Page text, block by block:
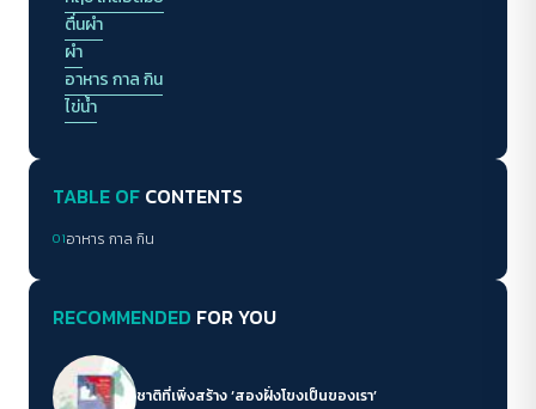
พ.ศ. 2557 จึงได้หันมาสนใจเรื่องของอาหาร ทั้งใน
ตื่นผำ
ผำ
อาหาร กาล กิน
ไข่น้ำ
TABLE OF CONTENTS
01อาหาร กาล กิน
RECOMMENDED FOR YOU
ชาติที่เพิ่งสร้าง ‘สองฝั่งโขงเป็นของเรา’